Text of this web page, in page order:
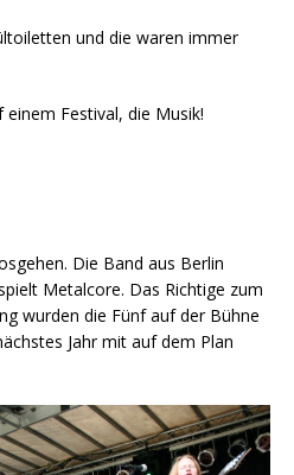
und die waren immer
Festival, die Musik!
Die Band aus Berlin
Metalcore. Das Richtige zum
wurden die Fünf auf der Bühne
Jahr mit auf dem Plan